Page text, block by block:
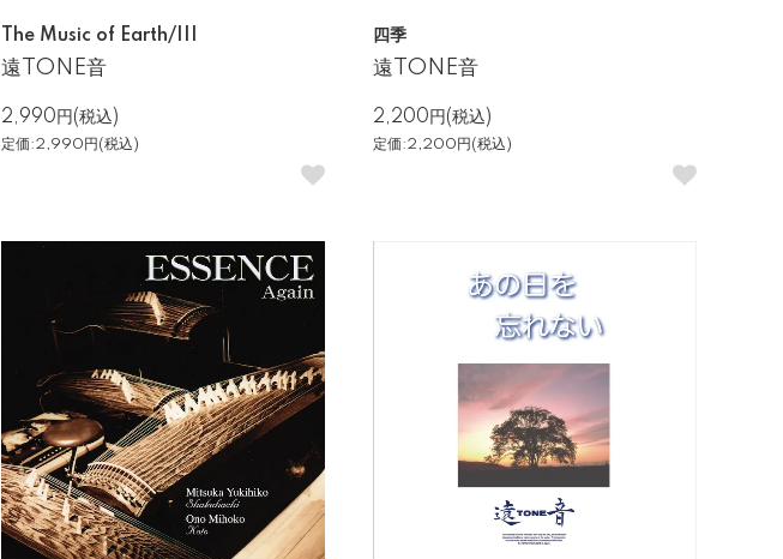
The Music of Earth/III
遠TONE音
2,990円(税込)
定価:2,990円(税込)
四季
遠TONE音
2,200円(税込)
定価:2,200円(税込)